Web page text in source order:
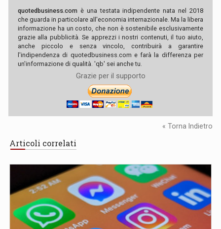
quotedbusiness.com è una testata indipendente nata nel 2018
che guarda in particolare all'economia internazionale. Ma la libera
informazione ha un costo, che non è sostenibile esclusivamente
grazie alla pubblicità. Se apprezzi i nostri contenuti, il tuo aiuto,
anche piccolo e senza vincolo, contribuirà a garantire
l'indipendenza di quotedbusiness.com e farà la differenza per
un'informazione di qualità. 'qb' sei anche tu.
Grazie per il supporto
« Torna Indietro
Articoli correlati